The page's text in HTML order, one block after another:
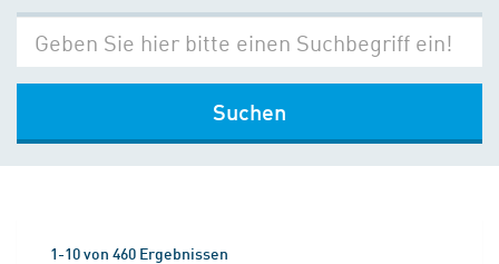
Suchen
1-10 von 460 Ergebnissen